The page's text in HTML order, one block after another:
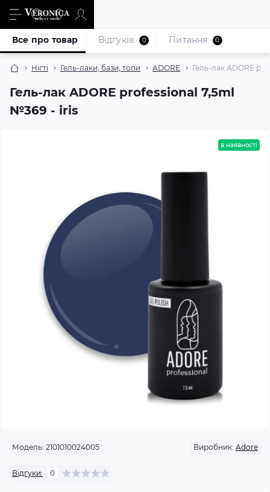
Нігті Гель-лаки, бази, топи ADORE Гель-лак ADORE
Гель-лак ADORE professional 7,5ml
№369 - iris
Все про товар Відгуків 0 Питання 0
в наявності
Модель: 2101010024005 Виробник: Adore
Відгуки: 0